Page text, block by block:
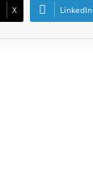
X LinkedIn